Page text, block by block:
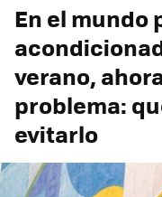
En el mundo
verano,
problema:
evitarlo